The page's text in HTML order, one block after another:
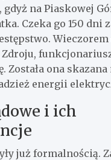
na Piaskowej
Czeka go 150 dni
Wieczorem
Zdroju,
Została ona skazana
energii
i ich
już formalnością.